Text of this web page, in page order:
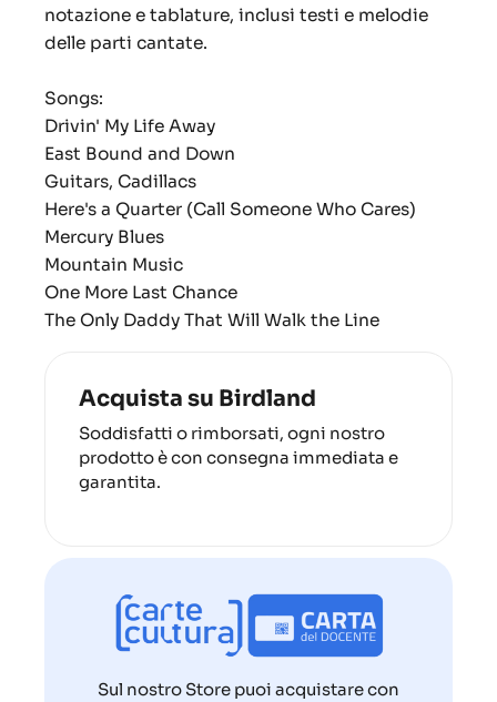
notazione e tablature, inclusi testi e melodie
delle parti cantate.
Songs:
Drivin' My Life Away
East Bound and Down
Guitars, Cadillacs
Here's a Quarter (Call Someone Who Cares)
Mercury Blues
Mountain Music
One More Last Chance
The Only Daddy That Will Walk the Line
Acquista su Birdland
Soddisfatti o rimborsati, ogni nostro
prodotto è con consegna immediata e
garantita.
Sul nostro Store puoi acquistare con